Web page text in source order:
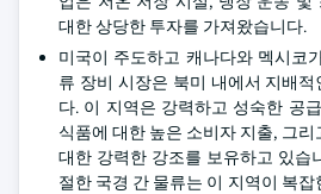
대한 상당한 투자를 가져왔습니다.
미국이 주도하고 캐나다와 멕시코
류 장비 시장은 북미 내에서 지배
다. 이 지역은 강력하고 성숙한 공
식품에 대한 높은 소비자 지출, 그
대한 강력한 강조를 보유하고 있습
절한 국경 간 물류는 이 지역이 복